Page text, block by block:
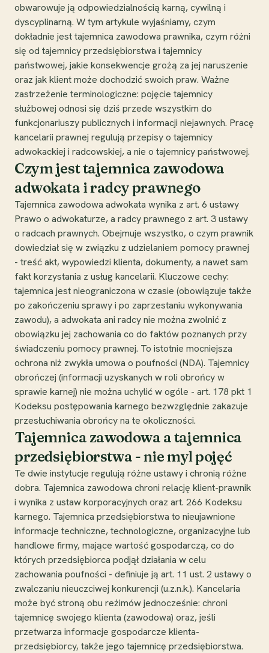
obwarowuje ją odpowiedzialnością karną, cywilną i
dyscyplinarną. W tym artykule wyjaśniamy, czym
dokładnie jest tajemnica zawodowa prawnika, czym różni
się od tajemnicy przedsiębiorstwa i tajemnicy
państwowej, jakie konsekwencje grożą za jej naruszenie
oraz jak klient może dochodzić swoich praw. Ważne
zastrzeżenie terminologiczne: pojęcie tajemnicy
służbowej odnosi się dziś przede wszystkim do
funkcjonariuszy publicznych i informacji niejawnych. Pracę
kancelarii prawnej regulują przepisy o tajemnicy
adwokackiej i radcowskiej, a nie o tajemnicy państwowej.
Czym jest tajemnica zawodowa
adwokata i radcy prawnego
Tajemnica zawodowa adwokata wynika z art. 6 ustawy
Prawo o adwokaturze, a radcy prawnego z art. 3 ustawy
o radcach prawnych. Obejmuje wszystko, o czym prawnik
dowiedział się w związku z udzielaniem pomocy prawnej
- treść akt, wypowiedzi klienta, dokumenty, a nawet sam
fakt korzystania z usług kancelarii. Kluczowe cechy:
tajemnica jest nieograniczona w czasie (obowiązuje także
po zakończeniu sprawy i po zaprzestaniu wykonywania
zawodu), a adwokata ani radcy nie można zwolnić z
obowiązku jej zachowania co do faktów poznanych przy
świadczeniu pomocy prawnej. To istotnie mocniejsza
ochrona niż zwykła umowa o poufności (NDA). Tajemnicy
obrończej (informacji uzyskanych w roli obrońcy w
sprawie karnej) nie można uchylić w ogóle - art. 178 pkt 1
Kodeksu postępowania karnego bezwzględnie zakazuje
przesłuchiwania obrońcy na te okoliczności.
Tajemnica zawodowa a tajemnica
przedsiębiorstwa - nie myl pojęć
Te dwie instytucje regulują różne ustawy i chronią różne
dobra. Tajemnica zawodowa chroni relację klient-prawnik
i wynika z ustaw korporacyjnych oraz art. 266 Kodeksu
karnego. Tajemnica przedsiębiorstwa to nieujawnione
informacje techniczne, technologiczne, organizacyjne lub
handlowe firmy, mające wartość gospodarczą, co do
których przedsiębiorca podjął działania w celu
zachowania poufności - definiuje ją art. 11 ust. 2 ustawy o
zwalczaniu nieuczciwej konkurencji (u.z.n.k.). Kancelaria
może być stroną obu reżimów jednocześnie: chroni
tajemnicę swojego klienta (zawodowa) oraz, jeśli
przetwarza informacje gospodarcze klienta-
przedsiębiorcy, także jego tajemnicę przedsiębiorstwa.